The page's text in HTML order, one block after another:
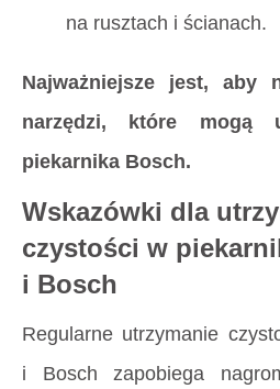
na rusztach i ścianach.
Najważniejsze jest, aby
narzędzi, które mogą
piekarnika Bosch.
Wskazówki dla
czystości w
i Bosch
Regularne utrzymanie
i Bosch zapobiega